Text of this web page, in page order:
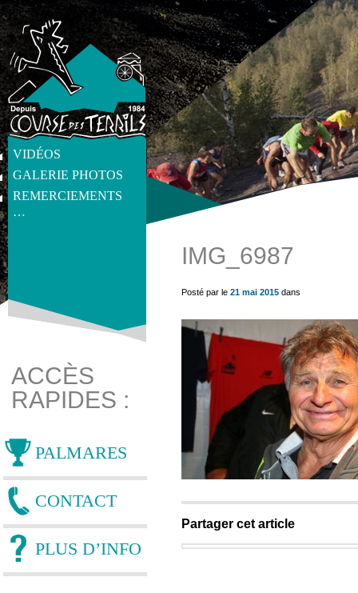
VIDÉOS
GALERIE PHOTOS
REMERCIEMENTS
…
get_post_meta(get_the_ID(), 'thumb', true) ?>
ACCÈS
RAPIDES :
PALMARES
CONTACT
PLUS D’INFO
IMG_6987
Posté par le 21 mai 2015 dans
Partager cet article